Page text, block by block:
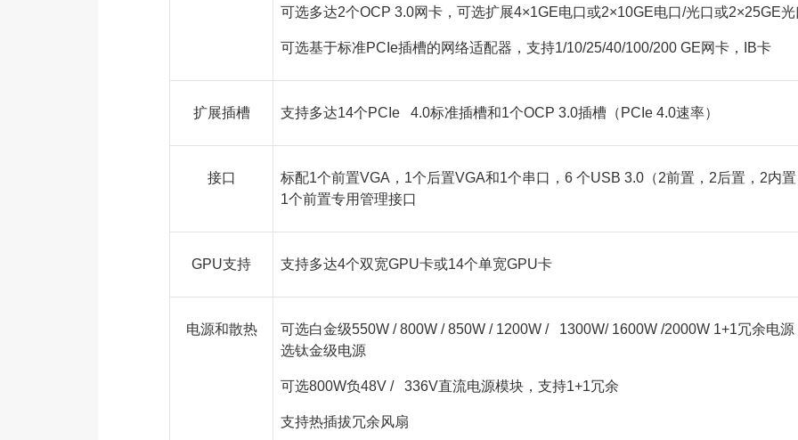
可选多达2个OCP 3.0网卡，可选扩展4×1GE电口或2×10GE电口/光口或2×25GE光
可选基于标准PCIe插槽的网络适配器，支持1/10/25/40/100/200 GE网卡，IB卡
扩展插槽 支持多达14个PCIe 4.0标准插槽和1个OCP 3.0插槽（PCIe 4.0速率）
接口
标配1个前置VGA，1个后置VGA和1个串口，6 个USB 3.0（2前置，2后置，2内
1个前置专用管理接口
GPU支持 支持多达4个双宽GPU卡或14个单宽GPU卡
电源和散热
可选白金级550W / 800W / 850W / 1200W / 1300W/ 1600W /2000W 1+1冗余电源
选钛金级电源
可选800W负48V / 336V直流电源模块，支持1+1冗余
支持热插拔冗余风扇